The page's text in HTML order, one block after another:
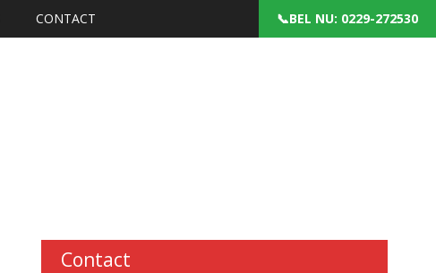
CONTACT : 0229-272530
Contact